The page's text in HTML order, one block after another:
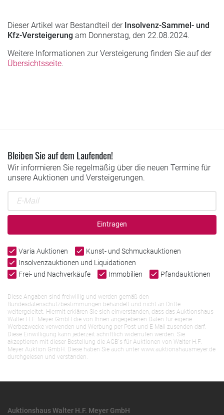
Dieser Artikel war Bestandteil der Insolvenz-Sammel- und
Kfz-Versteigerung am Donnerstag, den 22.08.2024.
Weitere Informationen zur Versteigerung finden Sie auf der
Übersichtsseite.
Bleiben Sie auf dem Laufenden!
Wir informieren Sie regelmäßig über die neuen Termine für
unsere Auktionen und Versteigerungen.
Eintragen
Varia Auktionen
Kunst- und Schmuckauktionen
Insolvenzauktionen und Liquidationen
Frei- und Nachverkäufe
Immobilien Pfandauktionen
Diese Angaben sind freiwillig und werden gemäß den
Bundesdatenschutzbestimmungen behandelt und nicht an Dritte
weitergeleitet. Hiermit erklären Sie sich einverstanden, dass das Auktionshaus
Walter H.F. Meyer GmbH die von Ihnen angegebenen Daten für eigene
Werbezwecke verwenden und Werbung per Post und E-Mail zusenden darf.
Diese Einwilligung kann jederzeit schriftlich widerrufen werden. Sie
akzeptieren mit dieser Bestellung die AGB`s für Auktionen von Walter H.F.
Meyer Auktion GmbH. Diese haben Sie auch unter www.auktionshausmeyer.de
durchgelesen und verstanden.
Auktionshaus Walter H.F. Meyer GmbH